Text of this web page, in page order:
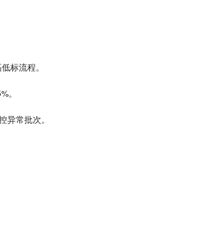
标流程。
。
常批次。